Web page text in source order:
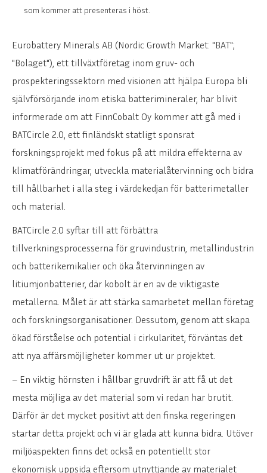
som kommer att presenteras i höst.
Eurobattery Minerals AB (Nordic Growth Market: "BAT";
"Bolaget"), ett tillväxtföretag inom gruv- och
prospekteringssektorn med visionen att hjälpa Europa bli
självförsörjande inom etiska batterimineraler, har blivit
informerade om att FinnCobalt Oy kommer att gå med i
BATCircle 2.0, ett finländskt statligt sponsrat
forskningsprojekt med fokus på att mildra effekterna av
klimatförändringar, utveckla materialåtervinning och bidra
till hållbarhet i alla steg i värdekedjan för batterimetaller
och material.
BATCircle 2.0 syftar till att förbättra
tillverkningsprocesserna för gruvindustrin, metallindustrin
och batterikemikalier och öka återvinningen av
litiumjonbatterier, där kobolt är en av de viktigaste
metallerna. Målet är att stärka samarbetet mellan företag
och forskningsorganisationer. Dessutom, genom att skapa
ökad förståelse och potential i cirkularitet, förväntas det
att nya affärsmöjligheter kommer ut ur projektet.
– En viktig hörnsten i hållbar gruvdrift är att få ut det
mesta möjliga av det material som vi redan har brutit.
Därför är det mycket positivt att den finska regeringen
startar detta projekt och vi är glada att kunna bidra. Utöver
miljöaspekten finns det också en potentiellt stor
ekonomisk uppsida eftersom utnyttjande av materialet